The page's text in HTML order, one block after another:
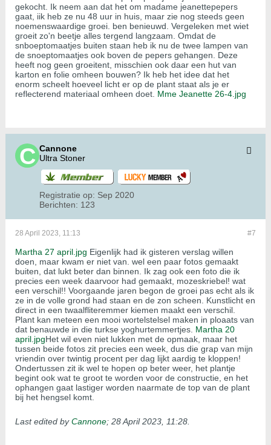
gekocht. Ik neem aan dat het om madame jeanettepepers
gaat, iik heb ze nu 48 uur in huis, maar zie nog steeds geen
noemenswaardige groei. ben benieuwd. Vergeleken met wiet
groeit zo'n beetje alles tergend langzaam. Omdat de
snboeptomaatjes buiten staan heb ik nu de twee lampen van
de snoeptomaatjes ook boven de pepers gehangen. Deze
heeft nog geen groeitent, misschien ook daar een hut van
karton en folie omheen bouwen? Ik heb het idee dat het
enorm scheelt hoeveel licht er op de plant staat als je er
reflecterend materiaal omheen doet. Mme Jeanette 26-4.jpg
Cannone
Ultra Stoner
Registratie op: Sep 2020
Berichten: 123
#7
28 April 2023, 11:13
Martha 27 april.jpg Eigenlijk had ik gisteren verslag willen
doen, maar kwam er niet van. wel een paar fotos gemaakt
buiten, dat lukt beter dan binnen. Ik zag ook een foto die ik
precies een week daarvoor had gemaakt, mozeskriebel! wat
een verschil!! Voorgaande jaren begon de groei pas echt als ik
ze in de volle grond had staan en de zon scheen. Kunstlicht en
direct in een twaalfliteremmer kiemen maakt een verschil.
Plant kan meteen een mooi wortelstelsel maken in ploaats van
dat benauwde in die turkse yoghurtemmertjes. Martha 20
april.jpgHet wil even niet lukken met de opmaak, maar het
tussen beide fotos zit precies een week, dus die grap van mijn
vriendin over twintig procent per dag lijkt aardig te kloppen!
Ondertussen zit ik wel te hopen op beter weer, het plantje
begint ook wat te groot te worden voor de constructie, en het
ophangen gaat lastiger worden naarmate de top van de plant
bij het hengsel komt.
Last edited byCannone; 28 April 2023, 11:28